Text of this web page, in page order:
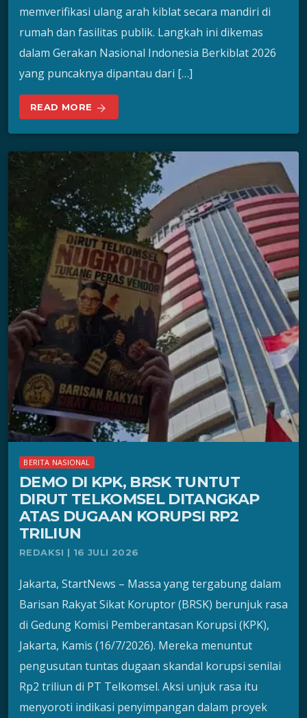
memverifikasi ulang arah kiblat secara mandiri di
rumah dan fasilitas publik. Langkah ini dikemas
dalam Gerakan Nasional Indonesia Berkiblat 2026
yang puncaknya dipantau dari […]
READ MORE arrow_forward
BERITA NASIONAL
DEMO DI KPK, BRSK TUNTUT
DIRUT TELKOMSEL DITANGKAP
ATAS DUGAAN KORUPSI RP2
TRILIUN
REDAKSI | 16 JULI 2026
Jakarta, StartNews – Massa yang tergabung dalam
Barisan Rakyat Sikat Koruptor (BRSK) berunjuk rasa
di Gedung Komisi Pemberantasan Korupsi (KPK),
Jakarta, Kamis (16/7/2026). Mereka menuntut
pengusutan tuntas dugaan skandal korupsi senilai
Rp2 triliun di PT Telkomsel. Aksi unjuk rasa itu
menyoroti indikasi penyimpangan dalam proyek